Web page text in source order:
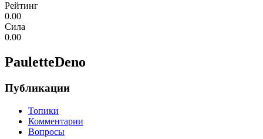
Рейтинг
0.00
Сила
0.00
PauletteDeno
Публикации
Топики
Комментарии
Вопросы